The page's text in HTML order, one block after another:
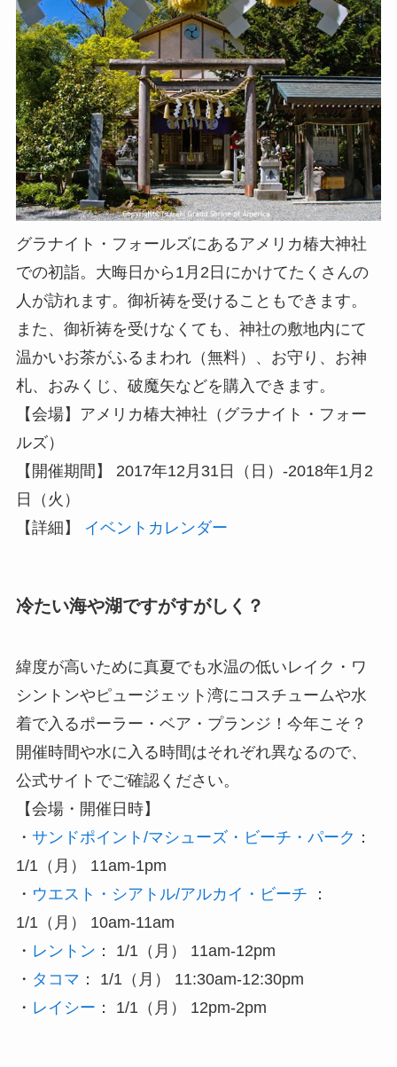
グラナイト・フォールズにあるアメリカ椿大神社
での初詣。大晦日から1月2日にかけてたくさんの
人が訪れます。御祈祷を受けることもできます。
また、御祈祷を受けなくても、神社の敷地内にて
温かいお茶がふるまわれ（無料）、お守り、お神
札、おみくじ、破魔矢などを購入できます。
【会場】アメリカ椿大神社（グラナイト・フォー
ルズ）
【開催期間】 2017年12月31日（日）-2018年1月2
日（火）
【詳細】
イベントカレンダー
冷たい海や湖ですがすがしく？
緯度が高いために真夏でも水温の低いレイク・ワ
シントンやピュージェット湾にコスチュームや水
着で入るポーラー・ベア・プランジ！今年こそ？
開催時間や水に入る時間はそれぞれ異なるので、
公式サイトでご確認ください。
【会場・開催日時】
・ サンドポイント/マシューズ・ビーチ・パーク ：
1/1（月） 11am-1pm
・ ウエスト・シアトル/アルカイ・ビーチ ：
1/1（月） 10am-11am
・ レントン ： 1/1（月） 11am-12pm
・ タコマ ： 1/1（月） 11:30am-12:30pm
・ レイシー ： 1/1（月） 12pm-2pm